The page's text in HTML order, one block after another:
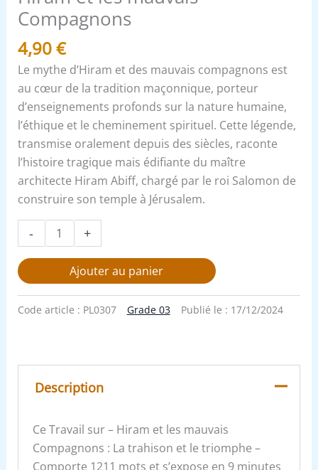
Compagnons
4,90€
Le mythe d’Hiram et des mauvais compagnons est
au cœur de la tradition maçonnique, porteur
d’enseignements profonds sur la nature humaine,
l’éthique et le cheminement spirituel. Cette légende,
transmise oralement depuis des siècles, raconte
l’histoire tragique mais édifiante du maître
architecte Hiram Abiff, chargé par le roi Salomon de
construire son temple à Jérusalem.
- +
Ajouter au panier
Code article : PL0307 Grade 03 Publié le : 17/12/2024
Description
Ce Travail sur – Hiram et les mauvais
Compagnons : La trahison et le triomphe –
Comporte 1211 mots et s’expose en 9 minutes